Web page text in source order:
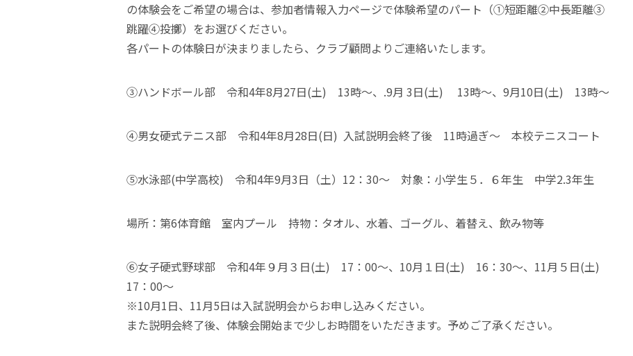
の体験会をご希望の場合は、参加者情報入力ページで体験希望のパート（➀短距離➁中長距離➂
跳躍➃投擲）をお選びください。
各パートの体験日が決まりましたら、クラブ顧問よりご連絡いたします。
③ハンドボール部 令和4年8月27日(土) 13時～、.9月 3日(土) 13時～、9月10日(土) 13時～
④男女硬式テニス部 令和4年8月28日(日) 入試説明会終了後 11時過ぎ～ 本校テニスコート
⑤水泳部(中学高校) 令和4年9月3日（土）12：30～ 対象：小学生５．６年生 中学2.3年生
場所：第6体育館 室内プール 持物：タオル、水着、ゴーグル、着替え、飲み物等
⑥女子硬式野球部 令和4年９月３日(土) 17：00～、10月１日(土) 16：30～、11月５日(土)
17：00～
※10月1日、11月5日は入試説明会からお申し込みください。
また説明会終了後、体験会開始まで少しお時間をいただきます。予めご了承ください。